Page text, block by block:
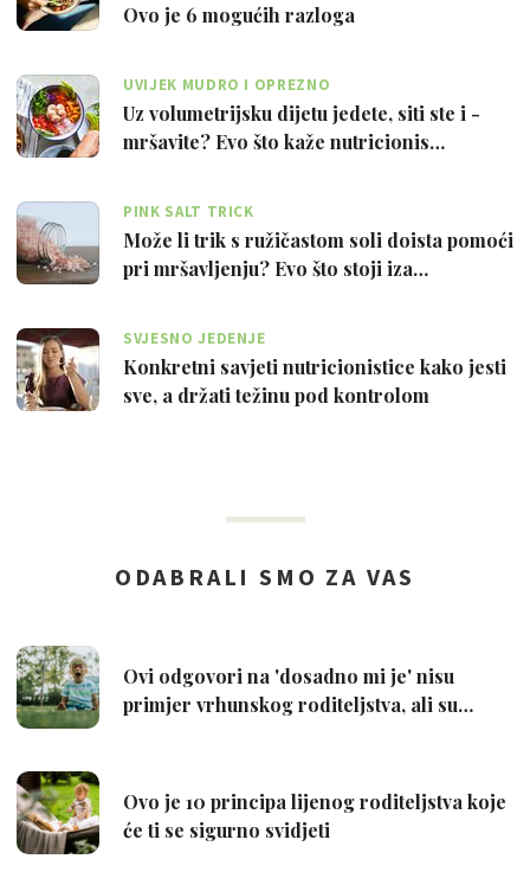
Ovo je 6 mogućih razloga
UVIJEK MUDRO I OPREZNO
Uz volumetrijsku dijetu jedete, siti ste i -
mršavite? Evo što kaže nutricionis…
PINK SALT TRICK
Može li trik s ružičastom soli doista pomoći
pri mršavljenju? Evo što stoji iza…
SVJESNO JEDENJE
Konkretni savjeti nutricionistice kako jesti
sve, a držati težinu pod kontrolom